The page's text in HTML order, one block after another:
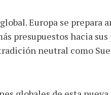
Europa se prepara
presupuestos hacia
neutral como